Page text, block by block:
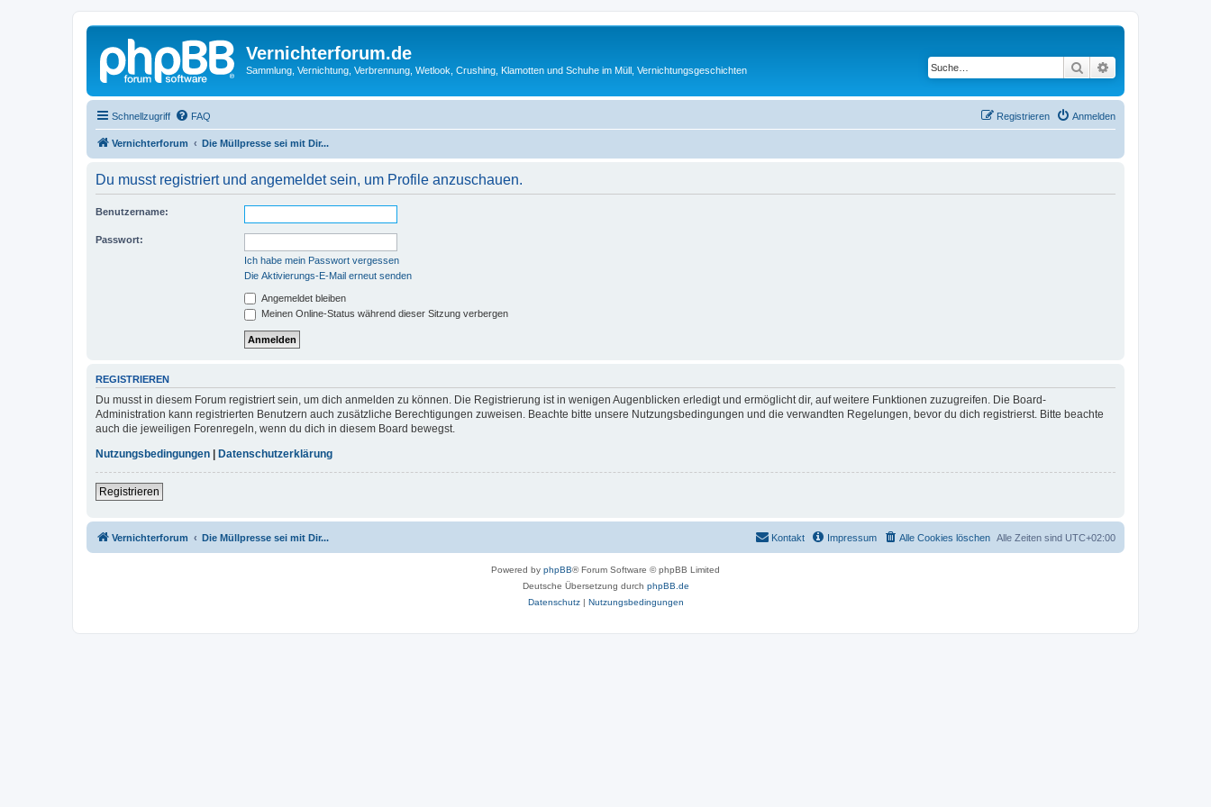
Vernichterforum.de
Sammlung, Vernichtung, Verbrennung, Wetlook, Crushing, Klamotten und Schuhe im Müll, Vernichtungsgeschichten Suche
Schnellzugriff FAQ Anmelden
Registrieren
Vernichterforum Die Müllpresse sei mit Dir...
Du musst registriert und angemeldet sein, um Profile anzuschauen.
Benutzername:
Passwort:
Ich habe mein Passwort vergessen
Die Aktivierungs-E-Mail erneut senden
Angemeldet bleiben
Meinen Online-Status während dieser Sitzung verbergen
REGISTRIEREN
Du musst in diesem Forum registriert sein, um dich anmelden zu können. Die Registrierung ist in wenigen Augenblicken erledigt und ermöglicht dir, auf weitere Funktionen zuzugreifen. Die Board-
Administration kann registrierten Benutzern auch zusätzliche Berechtigungen zuweisen. Beachte bitte unsere Nutzungsbedingungen und die verwandten Regelungen, bevor du dich registrierst. Bitte beachte
auch die jeweiligen Forenregeln, wenn du dich in diesem Board bewegst.
Nutzungsbedingungen
Datenschutzerklärung
Registrieren
Vernichterforum Die Müllpresse sei mit Dir... Alle Zeiten sind UTC+02:00
Alle Cookies löschen
Impressum
Kontakt
Powered by phpBB® Forum Software © phpBB Limited
Deutsche Übersetzung durch phpBB.de
Datenschutz| Nutzungsbedingungen